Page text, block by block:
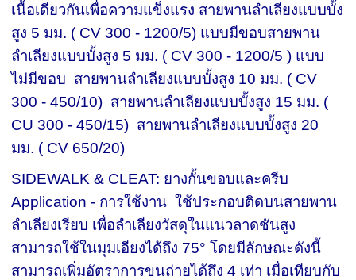
เนื้อเดียวกันเพื่อความแข็งแรง สายพานลำเลียงแบบบั้ง
สูง 5 มม. ( CV 300 - 1200/5) แบบมีขอบสายพาน
ลำเลียงแบบบั้งสูง 5 มม. ( CV 300 - 1200/5 ) แบบ
ไม่มีขอบ สายพานลำเลียงแบบบั้งสูง 10 มม. ( CV
300 - 450/10) สายพานลำเลียงแบบบั้งสูง 15 มม. (
CU 300 - 450/15) สายพานลำเลียงแบบบั้งสูง 20
มม. ( CV 650/20)
SIDEWALK & CLEAT: ยางกั้นขอบและครีบ
Application - การใช้งาน ใช้ประกอบติดบนสายพาน
ลำเลียงเรียบ เพื่อลำเลียงวัสดุในแนวลาดชันสูง
สามารถใช้ในมุมเอียงได้ถึง 75° โดยมีลักษณะดังนี้
สามารถเพิ่มอัตราการขนถ่ายได้ถึง 4 เท่า เมื่อเทียบกับ